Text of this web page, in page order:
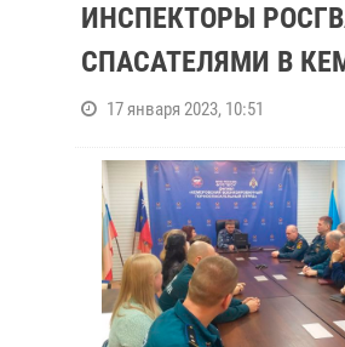
ИНСПЕКТОРЫ
СПАСАТЕЛЯМИ В
17 января 2023, 10:51